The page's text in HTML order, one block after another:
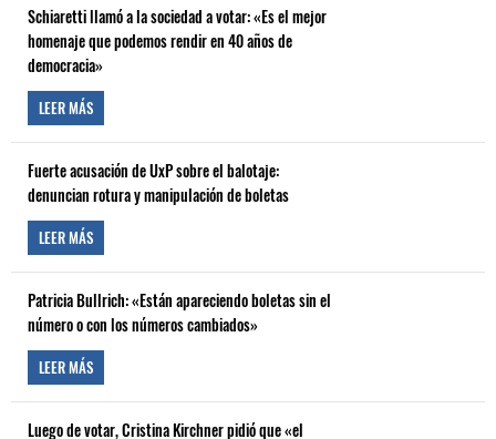
Schiaretti llamó a la sociedad a votar: «Es el mejor
homenaje que podemos rendir en 40 años de
democracia»
LEER MÁS
Fuerte acusación de UxP sobre el balotaje:
denuncian rotura y manipulación de boletas
LEER MÁS
Patricia Bullrich: «Están apareciendo boletas sin el
número o con los números cambiados»
LEER MÁS
Luego de votar, Cristina Kirchner pidió que «el